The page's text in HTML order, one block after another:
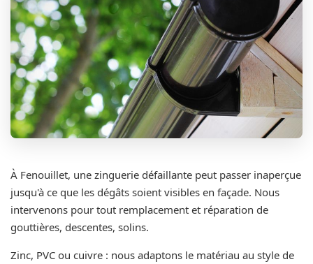
À Fenouillet, une zinguerie défaillante peut passer inaperçue
jusqu'à ce que les dégâts soient visibles en façade. Nous
intervenons pour tout remplacement et réparation de
gouttières, descentes, solins.
Zinc, PVC ou cuivre : nous adaptons le matériau au style de